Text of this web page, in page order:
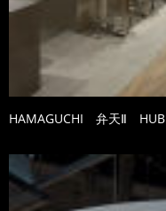
HAMAGUCHI 弁天Ⅱ HUB